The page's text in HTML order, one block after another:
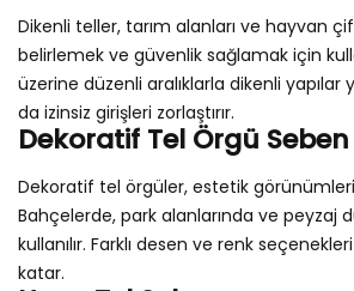
Dikenli teller, tarım alanları ve hayvan
belirlemek ve güvenlik sağlamak için
üzerine düzenli aralıklarla dikenli yapılar
da izinsiz girişleri zorlaştırır.
Dekoratif Tel Örgü Seben
Dekoratif tel örgüler, estetik görünümleri
Bahçelerde, park alanlarında ve peyzaj
kullanılır. Farklı desen ve renk
katar.